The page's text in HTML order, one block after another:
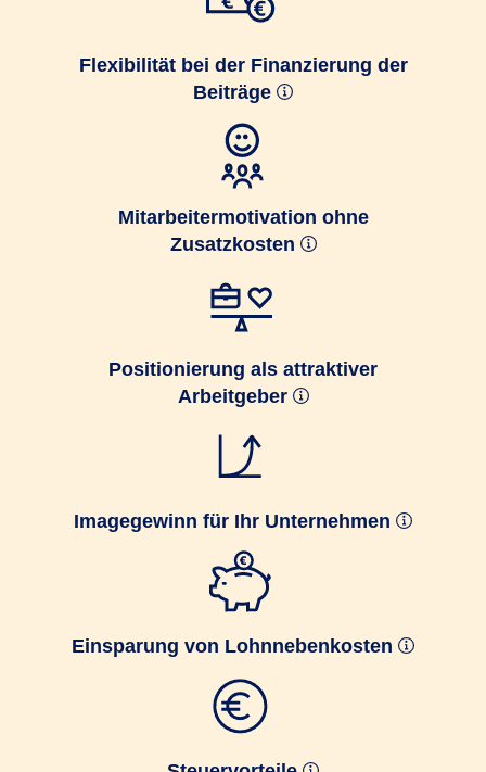
Flexibilität bei der Finanzierung der
Beiträge
Mitarbeitermotivation ohne
Zusatzkosten
Positionierung als attraktiver
Arbeitgeber
Imagegewinn für Ihr Unternehmen
Einsparung von Lohnnebenkosten